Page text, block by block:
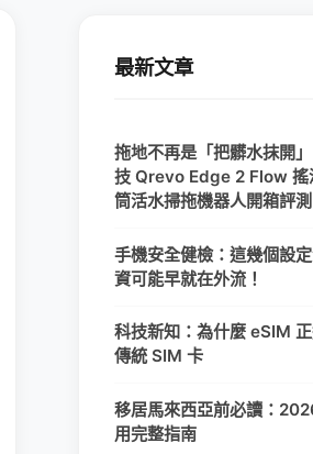
最新文章
拖地不再是「把髒水抹開
技 Qrevo Edge 2 Flow 搖
筒活水掃拖機器人開箱評測
手機安全健檢：這幾個設
資可能早就在外流！
科技新知：為什麼 eSIM
傳統 SIM 卡
移居馬來西亞前必讀：
用完整指南